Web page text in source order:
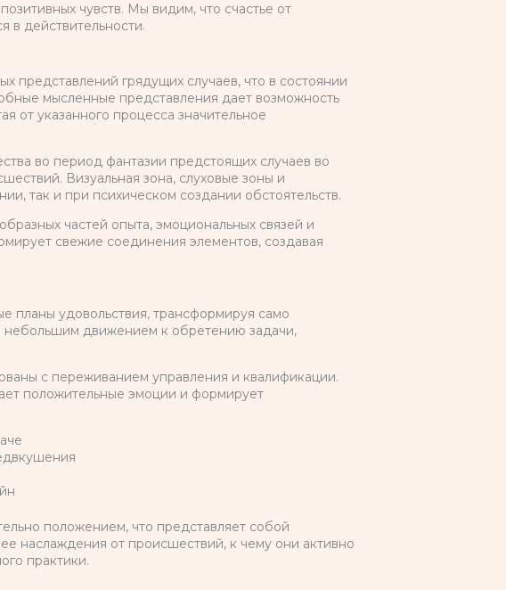
чувств. Мы видим, что счастье от
в действительности.
грядущих случаев, что в состоянии
мысленные представления дает возможность
от указанного процесса значительное
во период фантазии предстоящих случаев во
Визуальная зона, слуховые зоны и
так и при психическом создании обстоятельств.
частей опыта, эмоциональных связей и
свежие соединения элементов, создавая
планы удовольствия, трансформируя само
небольшим движением к обретению задачи,
с переживанием управления и квалификации.
положительные эмоции и формирует
положением, что представляет собой
наслаждения от происшествий, к чему они активно
практики.